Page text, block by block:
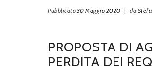
Pubblicato30 Maggio 2020 | da
PROPOSTA DI
PERDITA DEI